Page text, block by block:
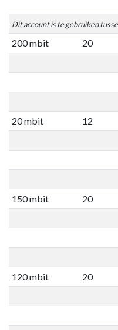
Dit account is te gebruiken
200 mbit 20
20 mbit 12
150 mbit 20
120 mbit 20